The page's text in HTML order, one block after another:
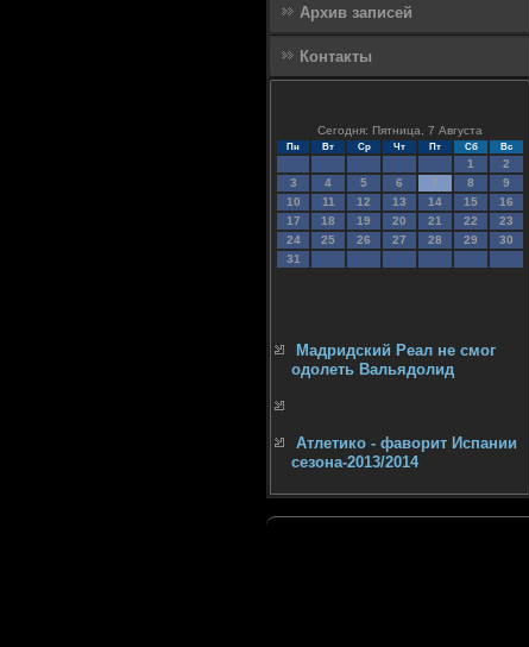
Архив записей
Контакты
Сегодня: Пятница, 7 Августа
Пн Вт Ср Чт Пт Сб Вс
1
2
3
4 5 6 7 8
9
10
11 12 13 14 15
16
17
18 19 20 21 22
23
24
25 26 27 28 29
30
31
Мадридский Реал не смог
одолеть Вальядолид
Атлетико - фаворит Испании
сезона-2013/2014